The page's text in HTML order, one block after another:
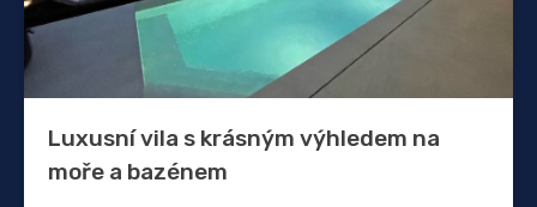
Luxusní vila s krásným výhledem na
moře a bazénem